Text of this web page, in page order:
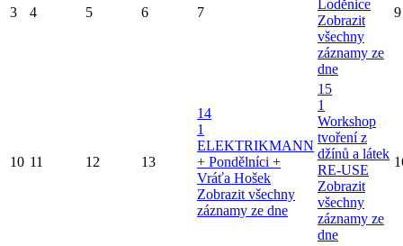
3 4 5 6 7
Loděnice
Zobrazit
všechny
záznamy ze
dne
9
10 11 12 13
14
1
ELEKTRIKMANN
+ Pondělníci +
Vráťa Hošek
Zobrazit všechny
záznamy ze dne
15
1
Workshop
tvoření z
džínů a látek
RE-USE
Zobrazit
všechny
záznamy ze
dne